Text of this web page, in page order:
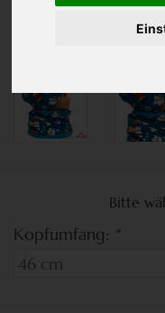
Bitte
Kopfumfang: *